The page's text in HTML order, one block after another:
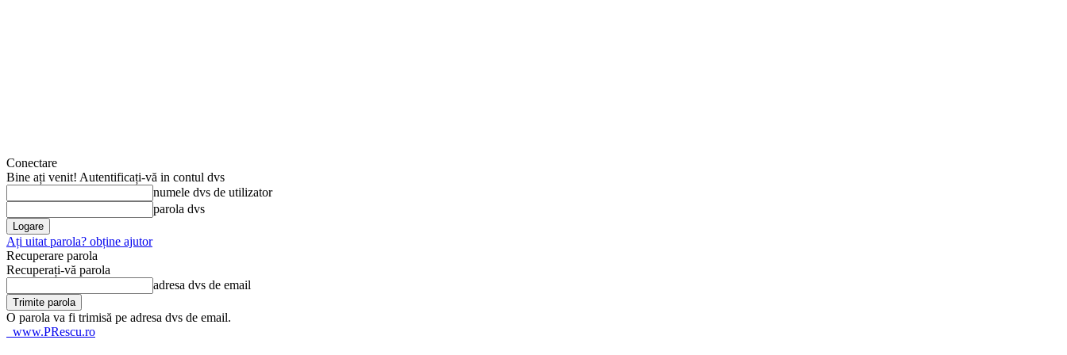
Conectare
Bine ați venit! Autentificați-vă in contul dvs
numele dvs de utilizator
parola dvs
Ați uitat parola? obține ajutor
Recuperare parola
Recuperați-vă parola
adresa dvs de email
O parola va fi trimisă pe adresa dvs de email.
www.PRescu.ro